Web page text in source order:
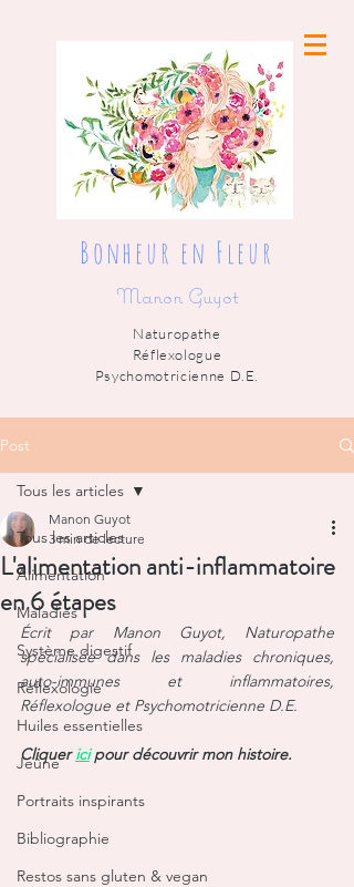
Bonheur en Fleur
Manon Guyot
Naturopathe
Réflexologue
Psychomotricienne D.E.
Post
Tous les articles
Alimentation
Maladies
Système digestif
Réflexologie
Huiles essentielles
Jeûne
Portraits inspirants
Bibliographie
Restos sans gluten & vegan
Tous les articles
L'alimentation anti-inflammatoire
en 6 étapes
Manon Guyot
3 min de lecture
Écrit par Manon Guyot, Naturopathe
spécialisée dans les maladies chroniques,
auto-immunes et inflammatoires,
Réflexologue et Psychomotricienne D.E.
Cliquer ici pour découvrir mon histoire.